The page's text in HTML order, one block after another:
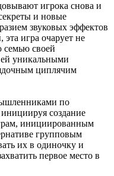
игрока снова и
и новые
звуковых эффектов
игра очарует не
семью своей
уникальными
циплячим
по
создание
инициированным
групповым
их в одиночку и
первое место в